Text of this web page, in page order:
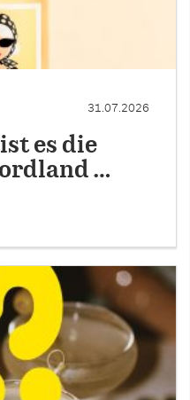
31.07.2026
es die
…